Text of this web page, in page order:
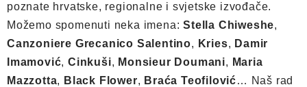
poznate hrvatske, regionalne i svjetske izvođače.
Možemo spomenuti neka imena:Stella Chiweshe,
Canzoniere Grecanico Salentino, Kries, Damir
Imamović,Cinkuši, Monsieur Doumani, Maria
Mazzotta, Black Flower, Braća Teofilović… Naš rad